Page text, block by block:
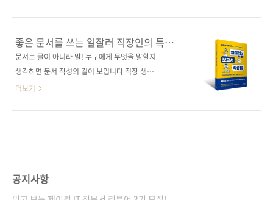
다. 문제는 그동안 디자인을 고려하지 않은 채 무
지요. 그러니 지금부터라도 슬라이드 제작이나
보고서 작성 등에 디자인을 접목해 봅시다. 더 읽
기 좋은 문서, 더 잘 정리된 문서를 완성할 수 있
을 것입니다. 나아..
[구글북스] [리디북스] [알라딘] [예스이십사] 출
판사 제이펍 도서명 실무에 바로 쓰는 일잘러의
보고서 작성법 부 제 한눈에 읽히는 기획서, 제안
2020년 11월 17일 페이지 256쪽 판 형 신국변
형(152*215*14.5) 제 본 무선(soft cover) 정
좋은 문서를 쓰는 일잘러 직장인의 특징
세 가지
문서는 글이 아니라 말! 누구에게 무엇을 말할지
생각하면 문서 작성의 길이 보입니다 직장 생활
을 하다 보면 동료들과의 대화 속에서 “누구는
일지, 목적이 무엇인지 분명히 알고 있어요 어떤
더보기
공지사항